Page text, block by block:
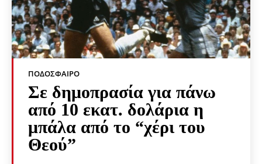
ΠΟΔΌΣΦΑΙΡΟ
Σε δημοπρασία για πάνω
από 10 εκατ. δολάρια η
μπάλα από το “χέρι του
Θεού”